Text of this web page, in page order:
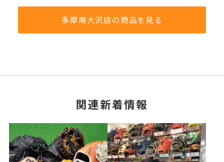
多摩南大沢店の商品を見る
関連新着情報